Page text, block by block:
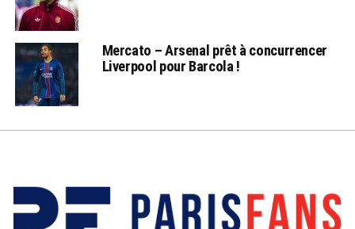
Mercato – Arsenal prêt à concurrencer
Liverpool pour Barcola !